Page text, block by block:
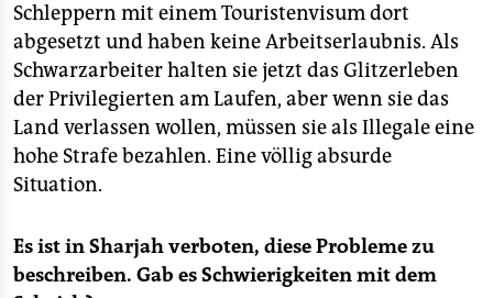
Schleppern mit einem Touristenvisum dort
abgesetzt und haben keine Arbeitserlaubnis. Als
Schwarzarbeiter halten sie jetzt das Glitzerleben
der Privilegierten am Laufen, aber wenn sie das
Land verlassen wollen, müssen sie als Illegale eine
hohe Strafe bezahlen. Eine völlig absurde
Situation.
Es ist in Sharjah verboten, diese Probleme zu
beschreiben. Gab es Schwierigkeiten mit dem